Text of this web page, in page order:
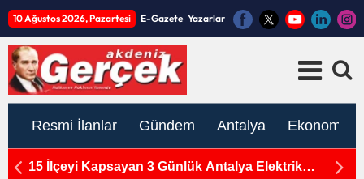
10 Ağustos 2026, Pazartesi E-Gazete Yazarlar
Resmi İlanlar Gündem Antalya Ekonomi
15 İlçeyi Kapsayan 3 Günlük Antalya Elektrik